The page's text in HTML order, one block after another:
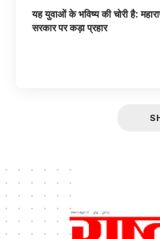
यह युवाओं के भविष्य की चोरी है:
सरकार पर कड़ा प्रहार